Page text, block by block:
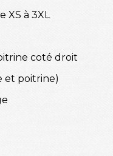
XS à 3XL
coté droit
et poitrine)